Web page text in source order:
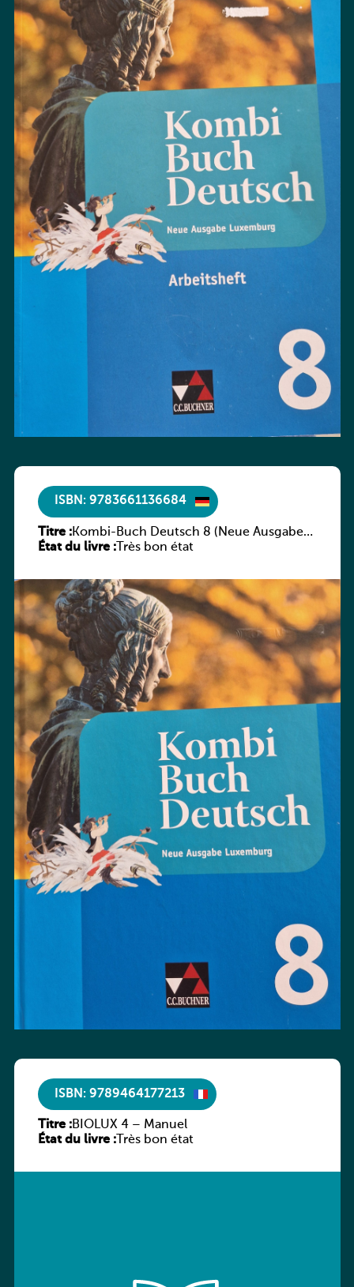
ISBN: 9783661136684
Titre :Kombi-Buch Deutsch 8 (Neue Ausgabe
Luxemburg)
État du livre :Très bon état
ISBN: 9789464177213
Titre :BIOLUX 4 – Manuel
État du livre :Très bon état